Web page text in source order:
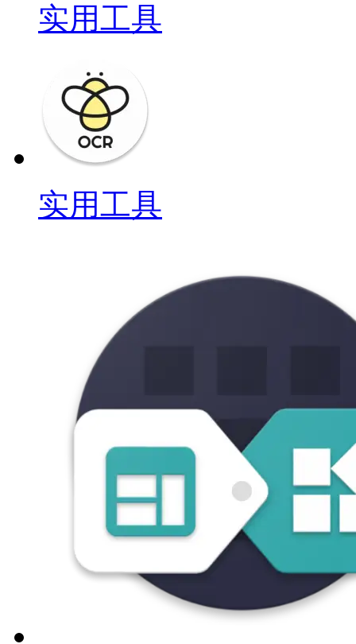
实用工具
实用工具